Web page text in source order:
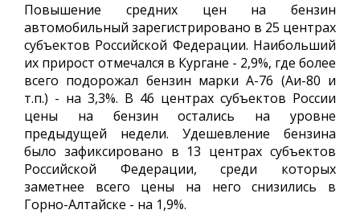
Повышение средних цен на бензин
автомобильный зарегистрировано в 25 центрах
субъектов Российской Федерации. Наибольший
их прирост отмечался в Кургане - 2,9%, где более
всего подорожал бензин марки А-76 (Аи-80 и
т.п.) - на 3,3%. В 46 центрах субъектов России
цены на бензин остались на уровне
предыдущей недели. Удешевление бензина
было зафиксировано в 13 центрах субъектов
Российской Федерации, среди которых
заметнее всего цены на него снизились в
Горно-Алтайске - на 1,9%.